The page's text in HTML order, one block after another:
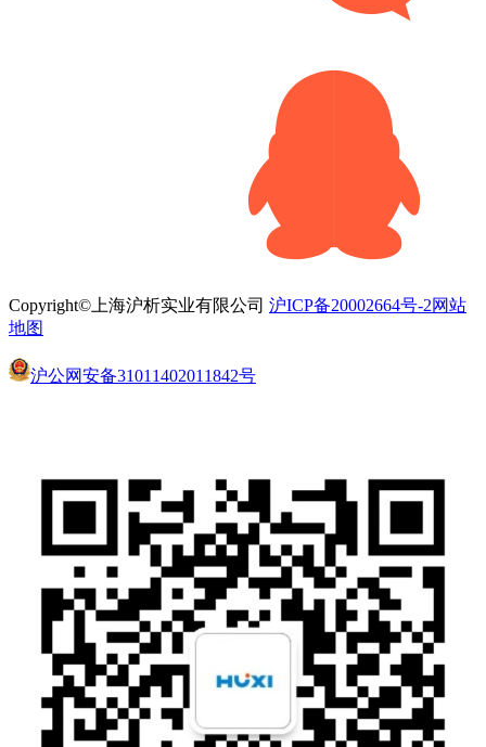
Copyright©上海沪析实业有限公司 沪ICP备20002664号-2网站
地图
沪公网安备31011402011842号